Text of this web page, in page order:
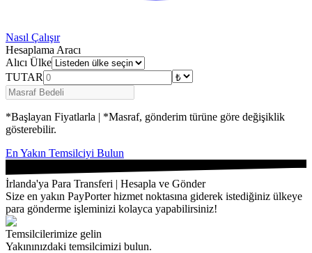
Nasıl Çalışır
Hesaplama Aracı
Alıcı Ülke
TUTAR
*Başlayan Fiyatlarla | *Masraf, gönderim türüne göre değişiklik
gösterebilir.
En Yakın Temsilciyi Bulun
İrlanda'ya Para Transferi | Hesapla ve Gönder
Size en yakın PayPorter hizmet noktasına giderek istediğiniz ülkeye
para gönderme işleminizi kolayca yapabilirsiniz!
Temsilcilerimize gelin
Yakınınızdaki temsilcimizi bulun.